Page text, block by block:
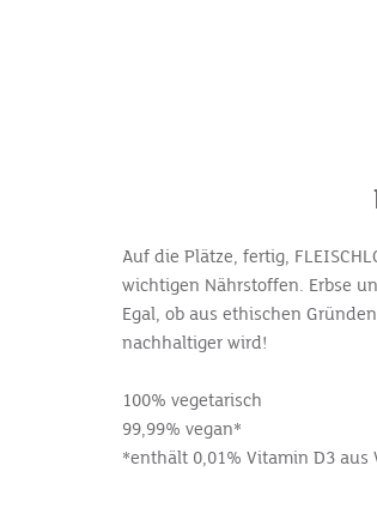
Auf die Plätze, fertig,
wichtigen Nährstoffen. Erbse
Egal, ob aus ethischen
nachhaltiger wird!
100% vegetarisch
99,99% vegan*
*enthält 0,01% Vitamin D3 aus